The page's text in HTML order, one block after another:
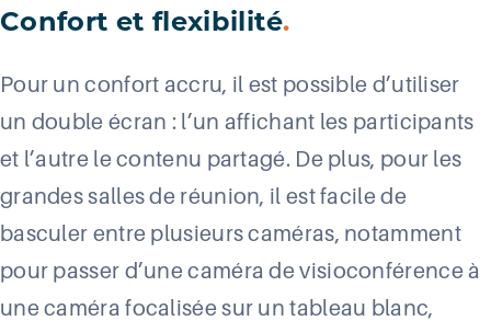
Confort et flexibilité.
Pour un confort accru, il est possible d’utiliser
un double écran : l’un affichant les participants
et l’autre le contenu partagé. De plus, pour les
grandes salles de réunion, il est facile de
basculer entre plusieurs caméras, notamment
pour passer d’une caméra de visioconférence à
une caméra focalisée sur un tableau blanc,